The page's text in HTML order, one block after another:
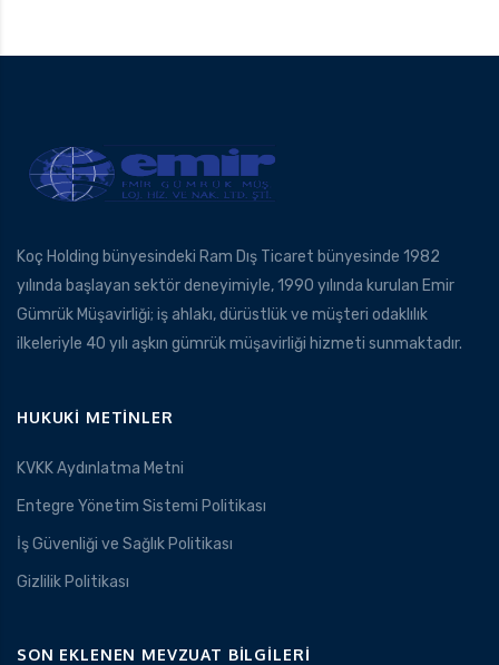
Koç Holding bünyesindeki Ram Dış Ticaret bünyesinde 1982
yılında başlayan sektör deneyimiyle, 1990 yılında kurulan Emir
Gümrük Müşavirliği; iş ahlakı, dürüstlük ve müşteri odaklılık
ilkeleriyle 40 yılı aşkın gümrük müşavirliği hizmeti sunmaktadır.
HUKUKI METINLER
KVKK Aydınlatma Metni
Entegre Yönetim Sistemi Politikası
İş Güvenliği ve Sağlık Politikası
Gizlilik Politikası
SON EKLENEN MEVZUAT BILGILERI